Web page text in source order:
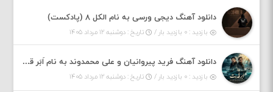
دانلود آهنگ دیجی ورسی به نام الکل ۸ (پادکست)
بازدید : ۰ بازدید بار / تاریخ : دوشنبه ۱۲ مرداد ۱۴۰۵
دانلود آهنگ فرید پیروانیان و علی محمدوند به نام اَبَر قدرت
بازدید : ۰ بازدید بار / تاریخ : دوشنبه ۱۲ مرداد ۱۴۰۵